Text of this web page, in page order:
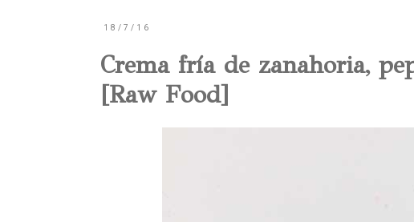
18/7/16
Crema fría de zanahoria,
[Raw Food]